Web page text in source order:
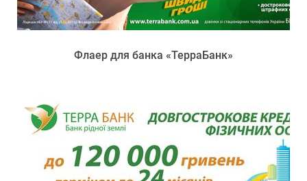
Флаер для банка «ТерраБанк»